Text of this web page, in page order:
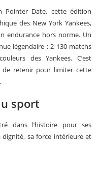
Pointer Date, cette édition
des New York Yankees,
endurance hors norme. Un
légendaire : 2 130 matchs
des Yankees. C’est
de retenir pour limiter cette
sport
dans l’histoire pour ses
dignité, sa force intérieure et